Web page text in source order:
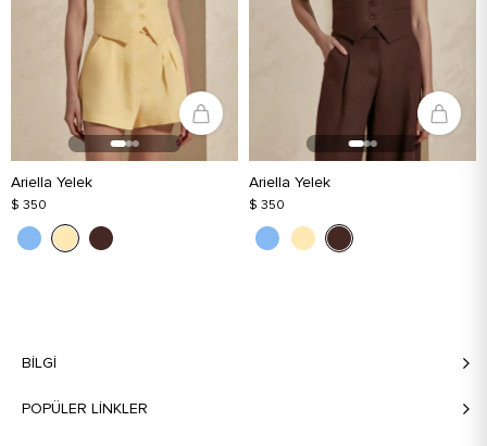
Ariella Yelek
$ 350
Ariella Yelek
$ 350
BILGI
POPÜLER LİNKLER